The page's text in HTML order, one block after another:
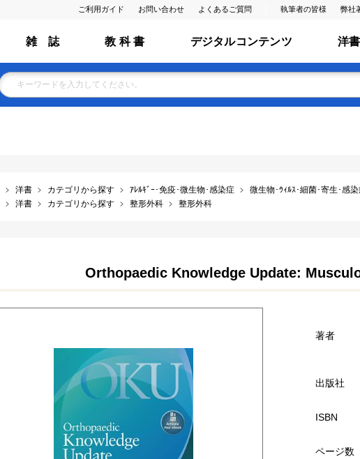
ご利用ガイド お問い合わせ よくあるご質問 執筆者の皆様 弊社
雑 誌 教 科 書 デジタルコンテンツ 洋
洋書 カテゴリから探す ｱﾚﾙｷﾞｰ･免疫･微生物･感染症
微生物･ｳｨﾙｽ･細菌･寄生･感
洋書 カテゴリから探す 整形外科 整形外科
Orthopaedic Knowledge Update:
著者
出版社
ISBN
ページ数